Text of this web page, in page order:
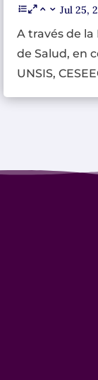
Jul 25,
A través de
de Salud, en
UNSIS,